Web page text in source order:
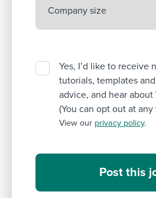
Yes, I’d like to receive
tutorials, templates
advice, and hear about
(You can opt out at any
View our privacy policy.